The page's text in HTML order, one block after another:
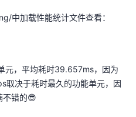
中加载性能统计文件查看：
元，平均耗时39.657ms，因为
取决于耗时最久的功能单元，因
不错的😎